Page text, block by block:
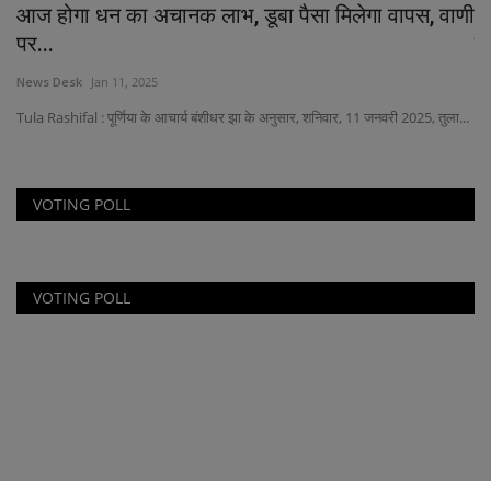
आज होगा धन का अचानक लाभ, डूबा पैसा मिलेगा वापस, वाणी
पर...
News Desk Jan 11, 2025
Tula Rashifal : पूर्णिया के आचार्य बंशीधर झा के अनुसार, शनिवार, 11 जनवरी 2025, तुला...
VOTING POLL
VOTING POLL